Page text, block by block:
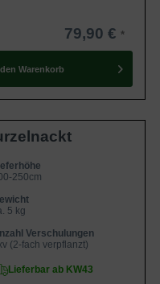
79,90 €
Warenkorb
250cm
5 kg
Verschulungen
(2-fach verpflanzt)
Lieferbar ab KW43